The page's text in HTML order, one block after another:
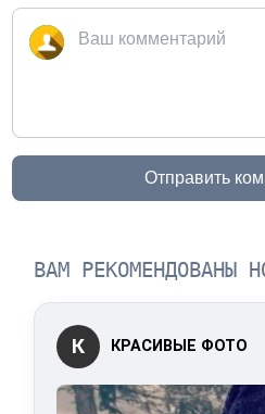
Отправить
ВАМ РЕКОМЕНДОВАНЫ
К КРАСИВЫЕ ФОТО